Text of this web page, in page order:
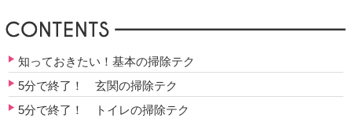
知っておきたい！基本の掃除テク
5分で終了！ 玄関の掃除テク
5分で終了！ トイレの掃除テク